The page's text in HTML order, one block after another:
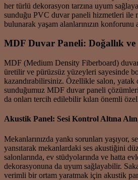
her türlü dekorasyon tarzına uyum
sunduğu PVC duvar paneli hizmetleri ile
bulunarak yaşam alanlarınızın konforunu
MDF Duvar Paneli: Doğallık ve
MDF (Medium Density Fiberboard) duvar
üretilir ve pürüzsüz yüzeyleri sayesinde
kazandırabilirsiniz. Özellikle salon, yatak
sunduğumuz MDF duvar paneli
da onları tercih edilebilir kılan önemli
Akustik Panel: Sesi Kontrol Altına
Mekanlarınızda yankı sorunları
yansıtarak mekanlardaki ses akustiğini
salonlarında, ev stüdyolarında ve hatta
dekorasyonuna da uyum sağlayabilir.
verimli bir ortam yaratmak için akustik